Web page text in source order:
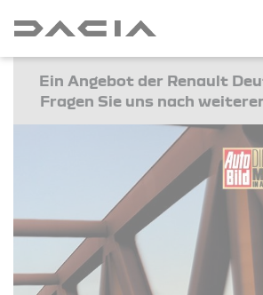
Ein Angebot der Renault
Fragen Sie uns nach